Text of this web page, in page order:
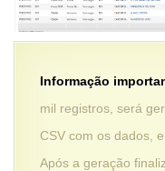
Informação
mil registros, será
CSV com os dados,
Após a geração